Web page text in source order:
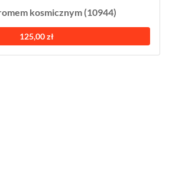
kosmicznym (10944)
125,00 zł